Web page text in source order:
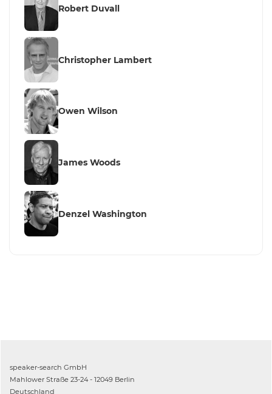
Robert Duvall
Christopher Lambert
Owen Wilson
James Woods
Denzel Washington
speaker-search GmbH
Mahlower Straße 23-24 - 12049 Berlin
Deutschland